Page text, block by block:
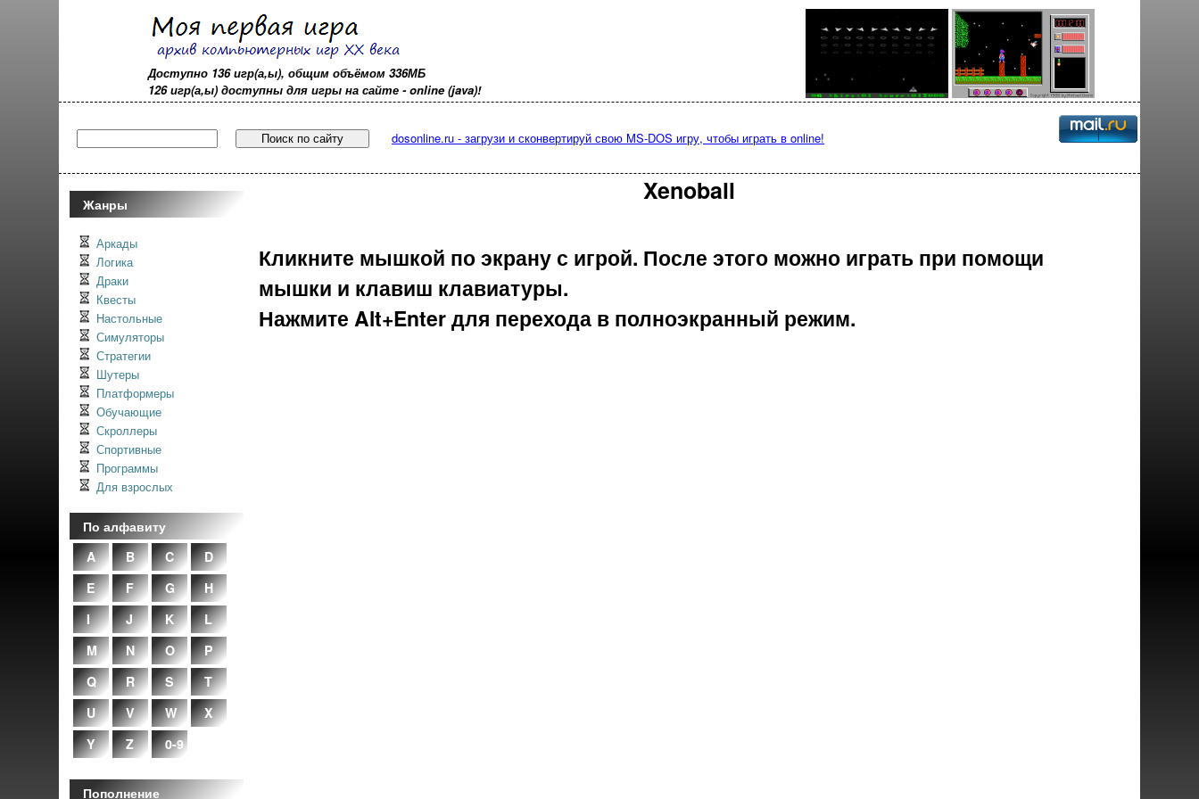
Доступно 136 игр(а,ы), общим объёмом 336МБ
126 игр(а,ы) доступны для игры на сайте - online (java)!
dosonline.ru - загрузи и сконвертируй свою MS-DOS игру, чтобы играть в online!
Жанры
Аркады
Логика
Драки
Квесты
Настольные
Симуляторы
Стратегии
Шутеры
Платформеры
Обучающие
Скроллеры
Спортивные
Программы
Для взрослых
По алфавиту
A
B C
D
E
F G
H
I
J K
L
M
N O
P
Q
R S
T
U
V W
X
Y
Z 0-9
Пополнение
Xenoball
Кликните мышкой по экрану с игрой. После этого можно играть при помощи
мышки и клавиш клавиатуры.
Нажмите Alt+Enter для перехода в полноэкранный режим.